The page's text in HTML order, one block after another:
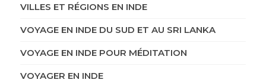
VILLES ET RÉGIONS EN INDE
VOYAGE EN INDE DU SUD ET AU SRI LANKA
VOYAGE EN INDE POUR MÉDITATION
VOYAGER EN INDE